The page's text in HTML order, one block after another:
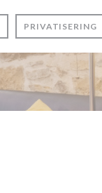
PRIVATISERING